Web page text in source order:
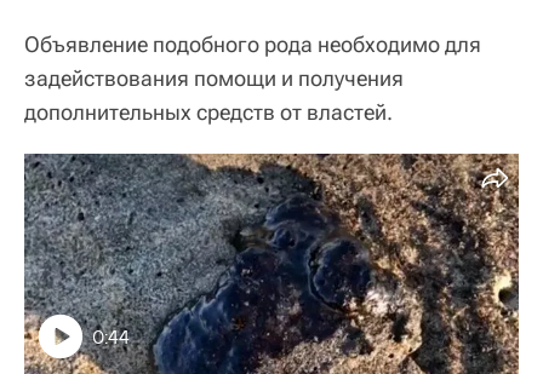
Объявление подобного рода необходимо для
задействования помощи и получения
дополнительных средств от властей.
0:44